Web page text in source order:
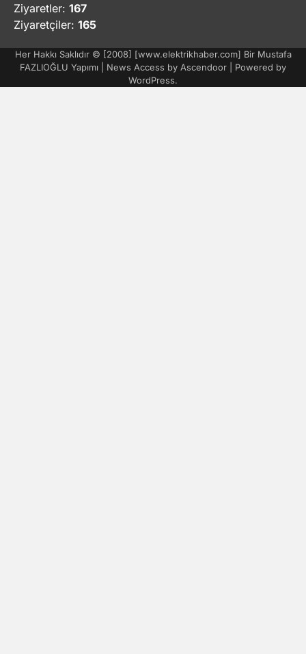
Ziyaretler: 167
Ziyaretçiler: 165
Her Hakkı Saklıdır © [2008] [www.elektrikhaber.com] Bir Mustafa
FAZLIOĞLU Yapımı | News Access by Ascendoor | Powered by
WordPress.